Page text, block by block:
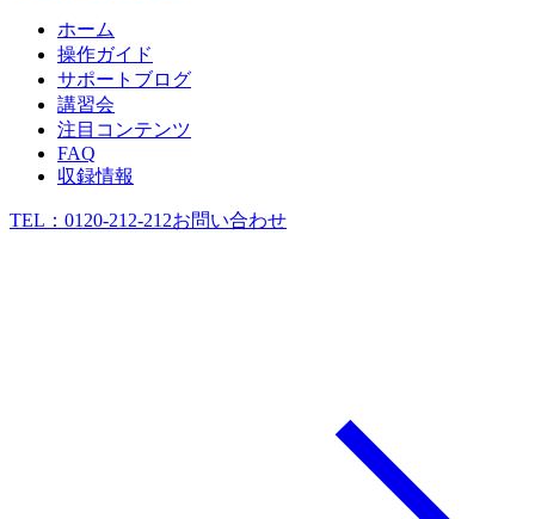
ホーム
操作ガイド
サポートブログ
講習会
注目コンテンツ
FAQ
収録情報
TEL： 0120-212-212お問い合わせ